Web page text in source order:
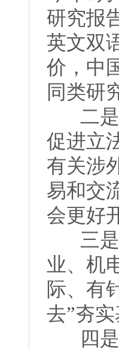
研究报
英文双
价，中
同类研
二是
促进立
有关涉
易和交
会更好
三是
业、机
际、有
去”夯
四是